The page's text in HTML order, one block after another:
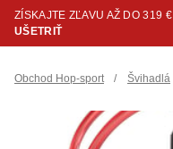
ZÍSKAJTE ZĽAVU AŽ DO 319 €
UŠETRIŤ
Obchod Hop-sport / Švihadlá